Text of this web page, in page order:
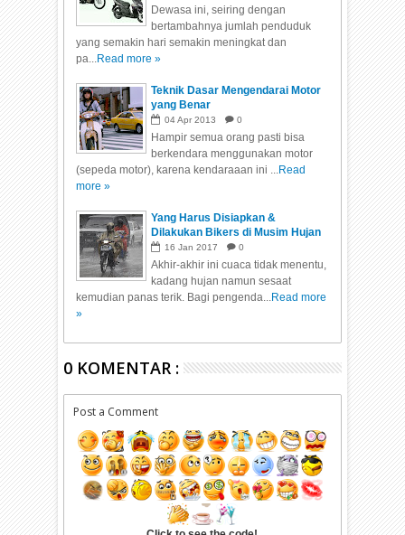
Dewasa ini, seiring dengan
bertambahnya jumlah penduduk
yang semakin hari semakin meningkat dan
pa...Read more »
Teknik Dasar Mengendarai Motor
yang Benar
04 Apr 2013 0
Hampir semua orang pasti bisa
berkendara menggunakan motor
(sepeda motor), karena kendaraaan ini ...Read
more »
Yang Harus Disiapkan &
Dilakukan Bikers di Musim Hujan
16 Jan 2017 0
Akhir-akhir ini cuaca tidak menentu,
kadang hujan namun sesaat
kemudian panas terik. Bagi pengenda...Read more
»
0 KOMENTAR :
Post a Comment